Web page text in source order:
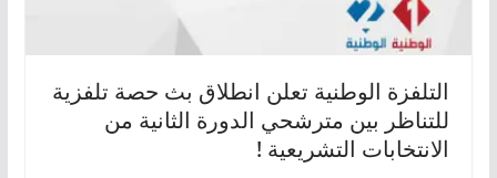
التلفزة الوطنية تعلن انطلاق بث حصة تلفزية
للتناظر بين مترشحي الدورة الثانية من
الانتخابات التشريعية !